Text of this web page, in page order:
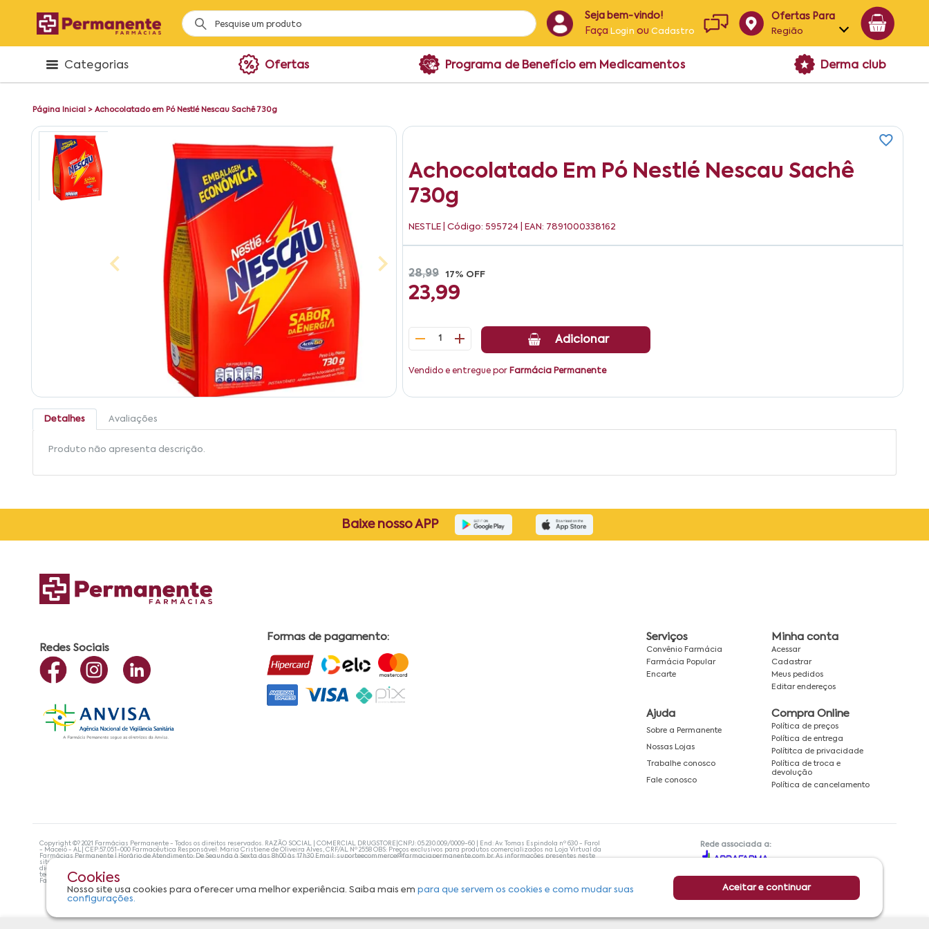
Seja bem-vindo!
Faça Login ouCadastro
Ofertas Para
Região
Alagoas
Categorias Ofertas Programa de Benefício em Medicamentos Derma club
Página Inicial > Achocolatado em Pó Nestlé Nescau Sachê 730g
Achocolatado Em Pó Nestlé Nescau Sachê
730g
NESTLE | Código: 595724 | EAN: 7891000338162
28,99 17% OFF
23,99
1 Adicionar
Vendido e entregue por Farmácia Permanente
Detalhes Avaliações
Produto não apresenta descrição.
Cookies
Nosso site usa cookies para oferecer uma melhor experiência. Saiba mais empara que servem os cookies e como mudar suas
configurações.
Aceitar e continuar
Baixe nosso APP
Redes Sociais
Formas de pagamento: Serviços
Convênio Farmácia
Farmácia Popular
Encarte
Minha conta
Acessar
Cadastrar
Meus pedidos
Editar endereços
Ajuda
Sobre a Permanente
Nossas Lojas
Trabalhe conosco
Fale conosco
Compra Online
Política de preços
Política de entrega
Polítitca de privacidade
Política de troca e
devolução
Política de cancelamento
Copyright ©? 2021 Farmácias Permanente - Todos os direitos reservados. RAZÃO SOCIAL | COMERCIAL DRUGSTORE|CNPJ: 05.230.009/0009-60 | End: Av. Tomas Espindola nº 630 - Farol
- Maceió - AL| CEP:57.051-000 Farmacêutica Responsável: Maria Cristiene de Oliveira Alves, CRF/AL Nº 2558 OBS: Preços exclusivos para produtos comercializados na Loja Virtual da
Farmácias Permanente | Horário de Atendimento: De Segunda à Sexta das 8h00 às 17h30 Email: suporteecommerce@farmaciapermanente.com.br. As informações presentes neste
site não devem ser utilizadas para automedicação e, de forma alguma, substituem as orientações de um profissional da área médica. Apenas o médico está capacitado para
diagnosticar problemas de saúde e prescrever o tratamento adequado. Se os sintomas persistirem, um médico deve ser consultado. A Farmácia Permanente trabalha com as
tecnologias mais avançadas de proteção de dados, para que você possa realizar suas compras com tranquilidade. A privacidade e a segurança dos clientes são compromissos da
Farmácias Permanente. Todos os pedidos efetuados estão sujeitos à confirmação da disponibilidade de produto em nosso estoque.
Rede associada a: